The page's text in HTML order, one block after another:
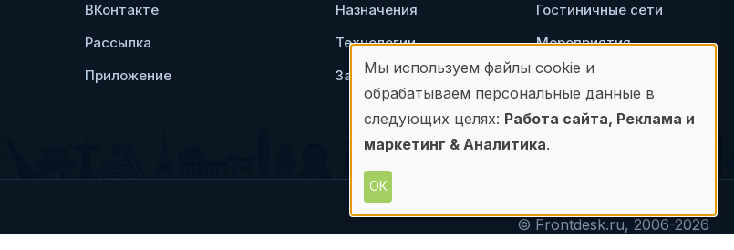
ВКонтакте
Рассылка
Приложение
Назначения
Технологии
Законодательство
Гостиничные сети
Мероприятия
Ресторан
© Frontdesk.ru, 2006-2026
Использование
персональных
данных
и
файлов
Мы используем файлы cookie и
обрабатываем персональные данные в
следующих целях: Работа сайта, Реклама и
маркетинг & Аналитика.
ОК